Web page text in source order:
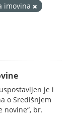
imovina
je i
o Središnjem
novine“, br.